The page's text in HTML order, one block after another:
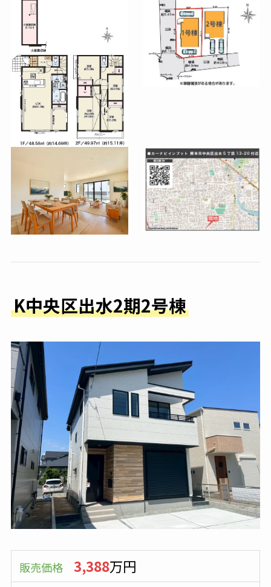
K中央区出水2期2号棟
販売価格 3,388万円